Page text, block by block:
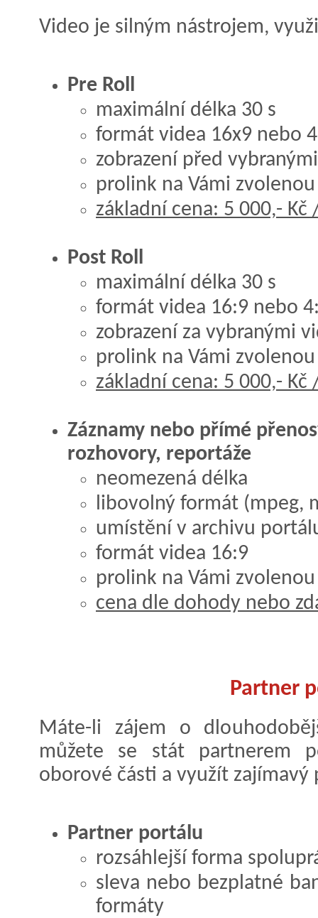
Video je silným nástrojem,
Pre Roll
maximální délka 30 s
formát videa 16x9 nebo
zobrazení před
prolink na Vámi
základní cena: 5 000,- Kč
Post Roll
maximální délka 30 s
formát videa 16:9 nebo
zobrazení za vybranými
prolink na Vámi
základní cena: 5 000,- Kč
Záznamy nebo přímé
rozhovory, reportáže
neomezená délka
libovolný formát (mpeg,
umístění v archivu
formát videa 16:9
prolink na Vámi
cena dle dohody nebo
Partner
Máte-li zájem o
můžete se stát partnerem
oborové části a využít zajímavý
Partner portálu
rozsáhlejší forma
sleva nebo bezplatné
formáty